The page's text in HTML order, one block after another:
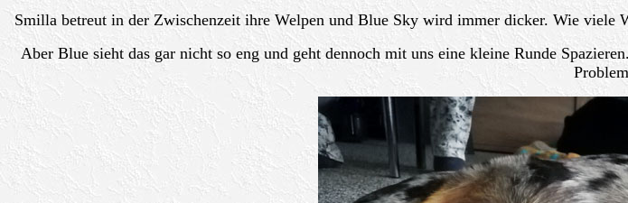
Smilla betreut in der Zwischenzeit ihre Welpen und Blue Sky wird immer dicker. Wie viele
Aber Blue sieht das gar nicht so eng und geht dennoch mit uns eine kleine Runde